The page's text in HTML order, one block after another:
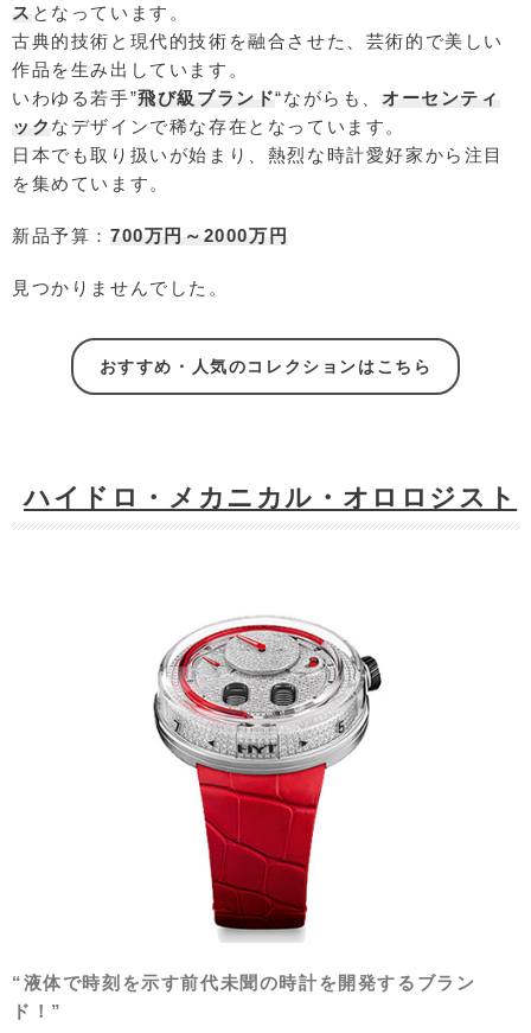
ス となっています。
古典的技術と現代的技術を融合させた、芸術的で美しい
作品を生み出しています。
いわゆる若手”飛び級ブランド“ながらも、オーセンティ
ック なデザインで稀な存在となっています。
日本でも取り扱いが始まり、熱烈な時計愛好家から注目
を集めています。
新品予算： 700万円～2000万円
見つかりませんでした。
おすすめ・人気のコレクションはこちら
ハイドロ・メカニカル・オロロジスト
“液体で時刻を示す前代未聞の時計を開発するブラン
ド！”